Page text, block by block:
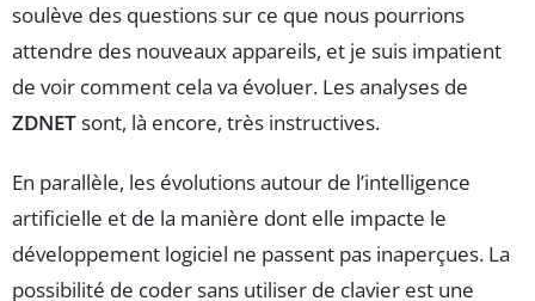
soulève des questions sur ce que nous pourrions
attendre des nouveaux appareils, et je suis impatient
de voir comment cela va évoluer. Les analyses de
ZDNETsont, là encore, très instructives.
En parallèle, les évolutions autour de l’intelligence
artificielle et de la manière dont elle impacte le
développement logiciel ne passent pas inaperçues. La
possibilité de coder sans utiliser de clavier est une